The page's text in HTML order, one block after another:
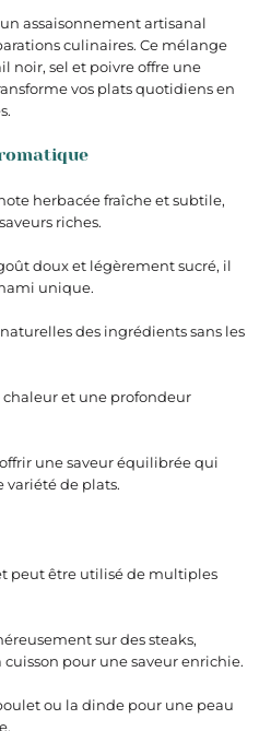
assaisonnement artisanal
culinaires. Ce mélange
noir, sel et poivre offre une
vos plats quotidiens en
herbacée fraîche et subtile,
riches.
doux et légèrement sucré, il
unique.
naturelles des ingrédients sans les
chaleur et une profondeur
une saveur équilibrée qui
de plats.
peut être utilisé de multiples
sur des steaks,
pour une saveur enrichie.
ou la dinde pour une peau